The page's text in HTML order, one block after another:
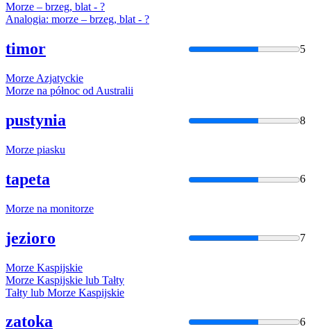
Morze – brzeg, blat - ?
Analogia: morze – brzeg, blat - ?
timor 5
Morze Azjatyckie
Morze na północ od Australii
pustynia 8
Morze piasku
tapeta 6
Morze na monitorze
jezioro 7
Morze Kaspijskie
Morze Kaspijskie lub Tałty
Tałty lub Morze Kaspijskie
zatoka 6